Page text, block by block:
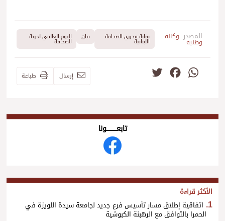
المصدر: وكالة
وطنية
نقابة محرري الصحافة
اللبنانية
بيان اليوم العالمي لحرية
الصحافة
WhatsApp
Facebook إرسال طباعة
تابعــــــــــونا
الأكثر قراءة
اتفاقية إطلاق مسار تأسيس فرع جديد لجامعة سيدة اللويزة في
الحمرا بالتوافق مع الرهبنة الكبوشية